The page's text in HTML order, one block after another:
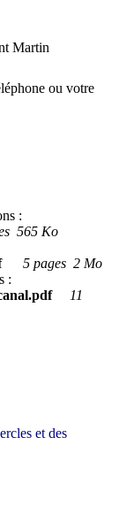
Martin
ou votre
:
565 Ko
5 pages 2 Mo
:
11
et des